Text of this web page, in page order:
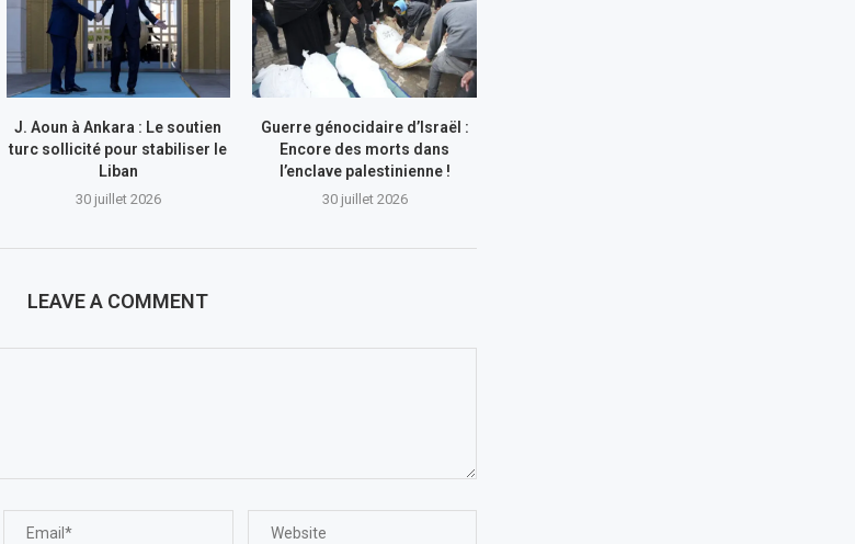
J. Aoun à Ankara : Le soutien
turc sollicité pour stabiliser le
Liban
30 juillet 2026
Guerre génocidaire d’Israël :
Encore des morts dans
l’enclave palestinienne !
30 juillet 2026
LEAVE A COMMENT